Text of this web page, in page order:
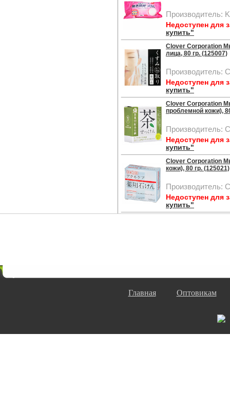
Производитель:
Недоступен для
купить"
Clover Corporation
лица, 80 гр. (125007)
Производитель:
Недоступен для
купить"
Clover Corporation
проблемной кожи),
Производитель:
Недоступен для
купить"
Clover Corporation
кожи), 80 гр. (125021)
Производитель:
Недоступен для
купить"
Главная Оптовикам